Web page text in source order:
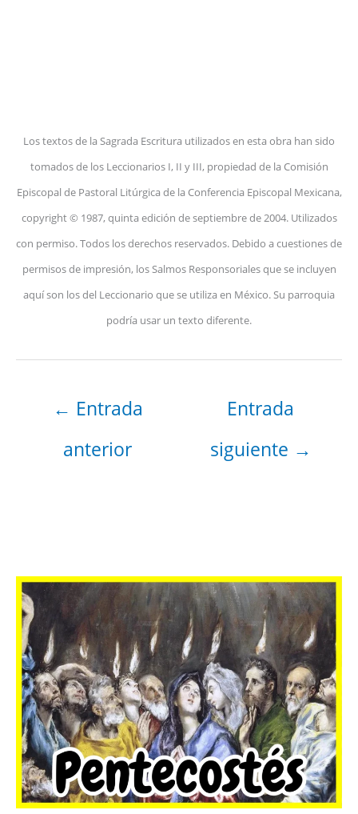
Los textos de la Sagrada Escritura utilizados en esta obra han sido
tomados de los Leccionarios I, II y III, propiedad de la Comisión
Episcopal de Pastoral Litúrgica de la Conferencia Episcopal Mexicana,
copyright © 1987, quinta edición de septiembre de 2004. Utilizados
con permiso. Todos los derechos reservados. Debido a cuestiones de
permisos de impresión, los Salmos Responsoriales que se incluyen
aquí son los del Leccionario que se utiliza en México. Su parroquia
podría usar un texto diferente.
← Entrada
anterior
Entrada
siguiente →